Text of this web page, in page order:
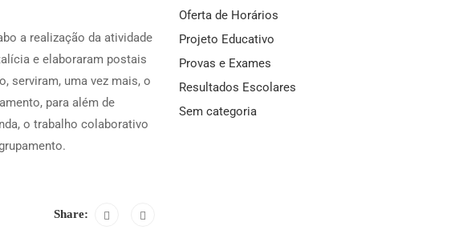
a realização da atividade
e elaboraram postais
serviram, uma vez mais, o
para além de
o trabalho colaborativo
Share:
Oferta de Horários
Projeto Educativo
Provas e Exames
Resultados Escolares
Sem categoria